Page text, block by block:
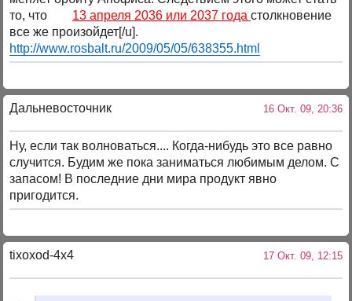
то, что 13 апреля 2036 или 2037 годастолкновение
все же произойдет[/u].
http://www.rosbalt.ru/2009/05/05/638355.html
Дальневосточник 16 Окт. 09, 20:36
Ну, если так волноваться.... Когда-нибудь это все равно
случится. Будим же пока заниматься любимым делом. С
запасом! В последние дни мира продукт явно
пригодится.
tixoxod-4x4 17 Окт. 09, 12:15